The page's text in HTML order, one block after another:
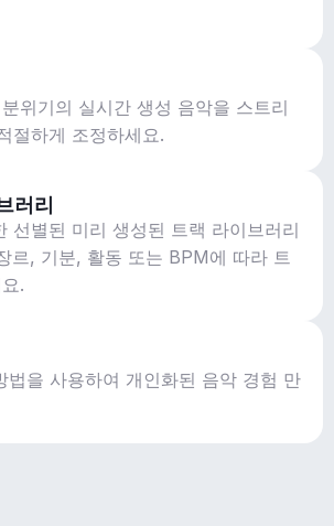
위기의 실시간 생성 음악을 스트리
절하게 조정하세요.
러리
선별된 미리 생성된 트랙 라이브러리
르, 기분, 활동 또는 BPM에 따라 트
.
법을 사용하여 개인화된 음악 경험 만